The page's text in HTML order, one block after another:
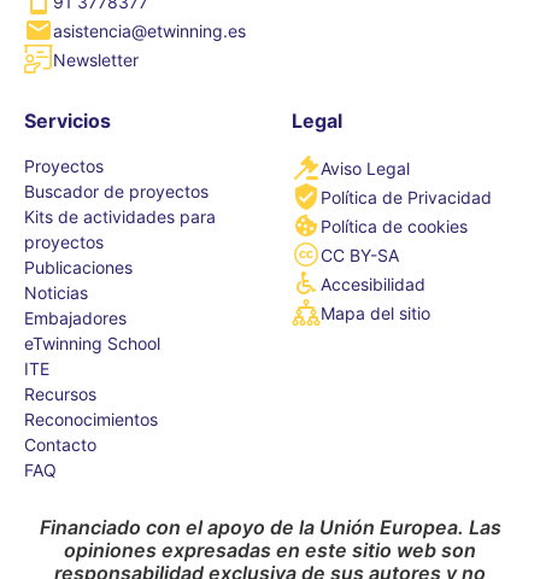
asistencia@etwinning.es
Newsletter
Servicios
Proyectos
Buscador de proyectos
Kits de actividades para
proyectos
Publicaciones
Noticias
Embajadores
eTwinning School
ITE
Recursos
Reconocimientos
Contacto
FAQ
Legal
Aviso Legal
Política de Privacidad
Política de cookies
CC BY-SA
Accesibilidad
Mapa del sitio
Financiado con el apoyo de la Unión Europea. Las
opiniones expresadas en este sitio web son
responsabilidad exclusiva de sus autores y no